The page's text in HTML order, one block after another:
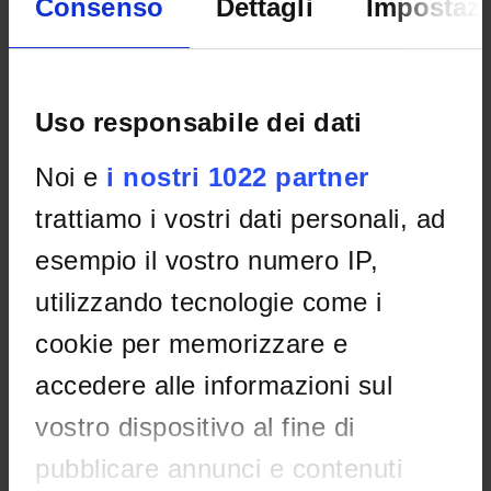
Consenso Dettagli
Uso responsabile dei dati
Noi e i nostri 1022 partner
trattiamo i vostri dati personali, ad
esempio il vostro numero IP,
utilizzando tecnologie come i
cookie per memorizzare e
accedere alle informazioni sul
vostro dispositivo al fine di
pubblicare annunci e contenuti
Non è stato trovato alcun seminario relativo
OFFERTA FORMATIVA
CORSI DI STUDIO
DOTTORATI DI RICERCA E FORMAZIONE
Contatti
Persone
Calendario